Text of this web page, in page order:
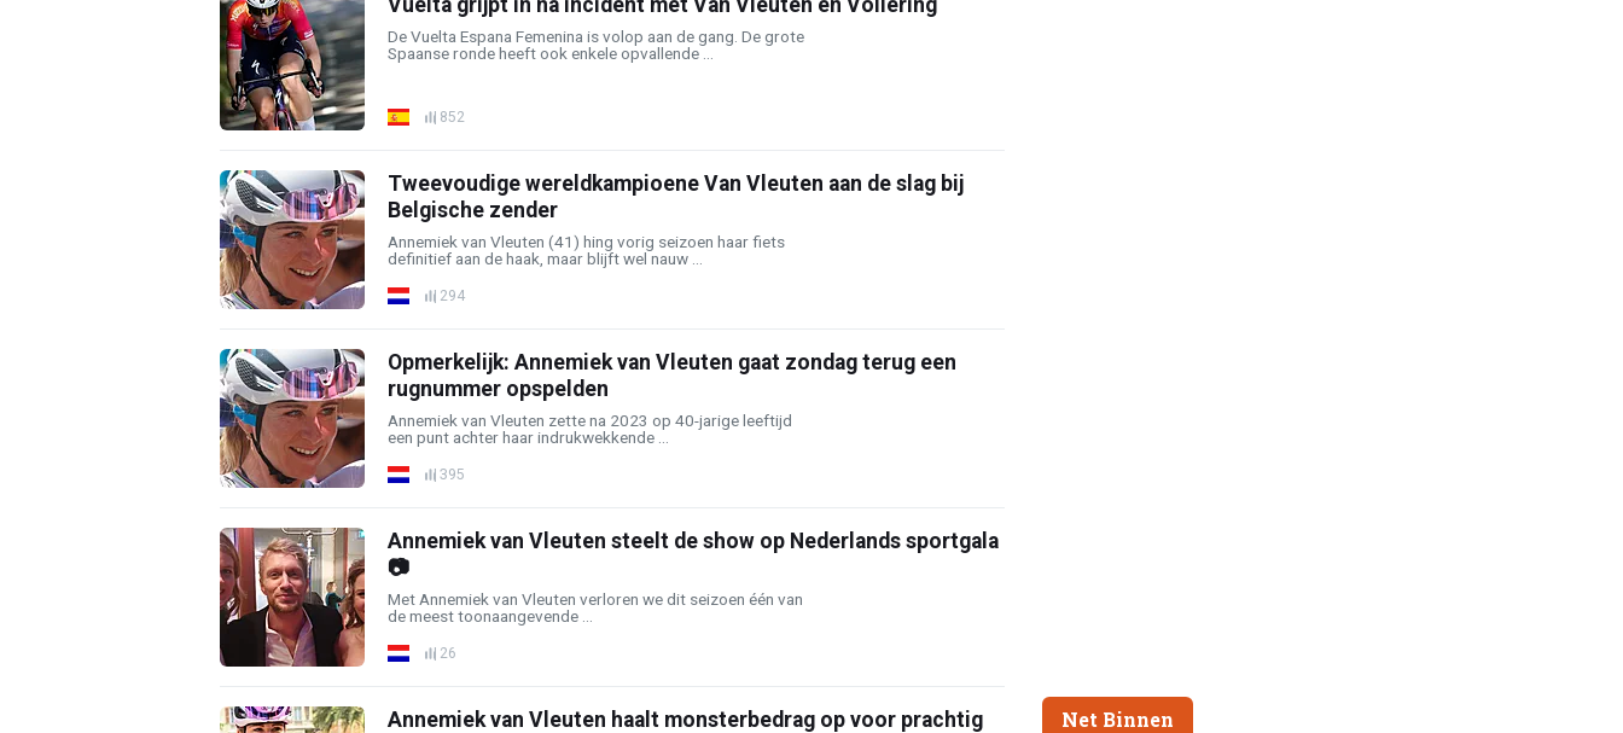
Vuelta grijpt in na incident met Van Vleuten en Vollering
De Vuelta Espana Femenina is volop aan de gang. De grote
Spaanse ronde heeft ook enkele opvallende ...
852
Tweevoudige wereldkampioene Van Vleuten aan de slag bij
Belgische zender
Annemiek van Vleuten (41) hing vorig seizoen haar fiets
definitief aan de haak, maar blijft wel nauw ...
294
Opmerkelijk: Annemiek van Vleuten gaat zondag terug een
rugnummer opspelden
Annemiek van Vleuten zette na 2023 op 40-jarige leeftijd
een punt achter haar indrukwekkende ...
395
Annemiek van Vleuten steelt de show op Nederlands sportgala
📷
Met Annemiek van Vleuten verloren we dit seizoen één van
de meest toonaangevende ...
26
Annemiek van Vleuten haalt monsterbedrag op voor prachtig
Net Binnen